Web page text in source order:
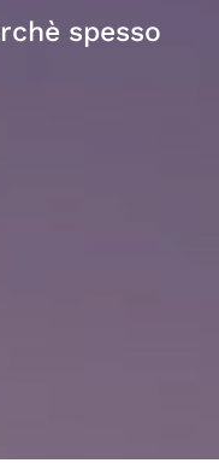
spesso